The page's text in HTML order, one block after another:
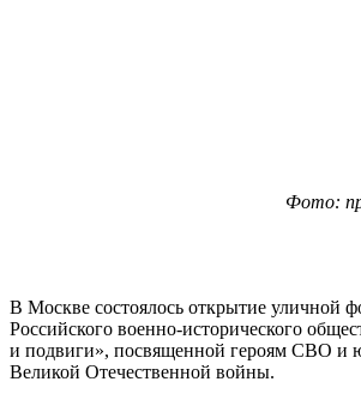
Фото:
В Москве состоялось открытие уличной
Российского военно-исторического
и подвиги», посвященной героям СВО и
Великой Отечественной войны.